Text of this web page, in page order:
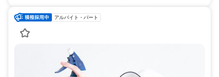
アルバイト・パート